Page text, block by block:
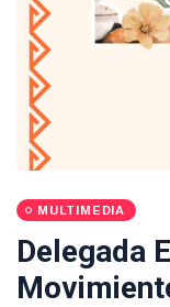
MULTIMEDIA
Delegada